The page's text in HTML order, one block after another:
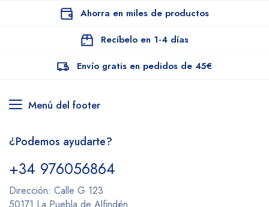
Ahorra en miles de productos
Recíbelo en 1-4 días
Envío gratis en pedidos de 45€
Menú del footer
¿Podemos ayudarte?
+34 976056864
Dirección: Calle G 123